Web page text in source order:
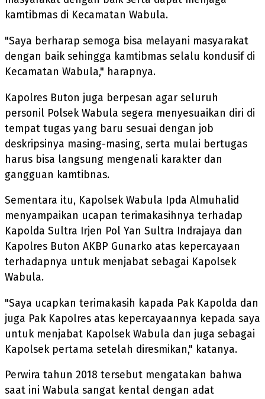
kamtibmas di Kecamatan Wabula.
"Saya berharap semoga bisa melayani masyarakat
dengan baik sehingga kamtibmas selalu kondusif di
Kecamatan Wabula," harapnya.
Kapolres Buton juga berpesan agar seluruh
personil Polsek Wabula segera menyesuaikan diri di
tempat tugas yang baru sesuai dengan job
deskripsinya masing-masing, serta mulai bertugas
harus bisa langsung mengenali karakter dan
gangguan kamtibnas.
Sementara itu, Kapolsek Wabula Ipda Almuhalid
menyampaikan ucapan terimakasihnya terhadap
Kapolda Sultra Irjen Pol Yan Sultra Indrajaya dan
Kapolres Buton AKBP Gunarko atas kepercayaan
terhadapnya untuk menjabat sebagai Kapolsek
Wabula.
"Saya ucapkan terimakasih kapada Pak Kapolda dan
juga Pak Kapolres atas kepercayaannya kepada saya
untuk menjabat Kapolsek Wabula dan juga sebagai
Kapolsek pertama setelah diresmikan," katanya.
Perwira tahun 2018 tersebut mengatakan bahwa
saat ini Wabula sangat kental dengan adat